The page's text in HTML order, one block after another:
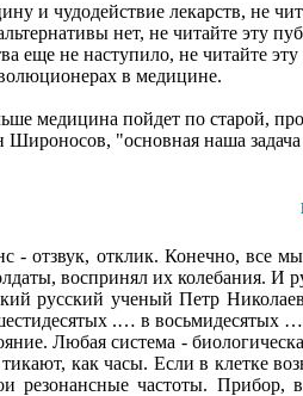
и чудодействие лекарств, не
нет, не читайте эту
еще не наступило, не читайте
в медицине.
медицина пойдет по старой,
"основная наша
- отзвук, отклик. Конечно,
воспринял их колебания. И
русский ученый Петр
.… в восьмидесятых
Любая система -
как часы. Если в клетке
частоты. Прибор,